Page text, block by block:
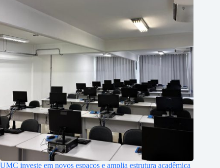
UMC investe em novos espaços e amplia estrutura acadêmica